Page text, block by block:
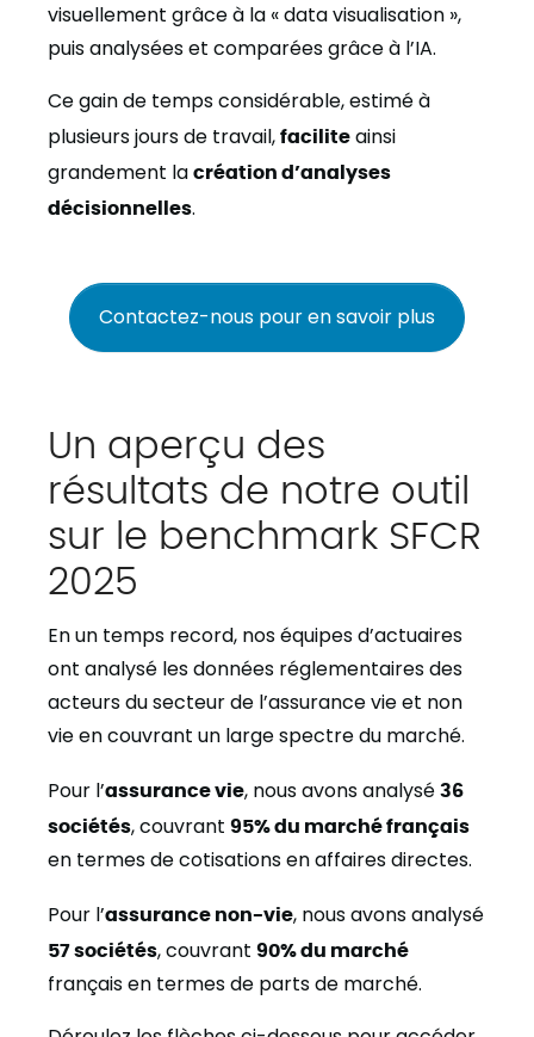
visuellement grâce à la « data visualisation »,
puis analysées et comparées grâce à l’IA.
Ce gain de temps considérable, estimé à
plusieurs jours de travail, facilite ainsi
grandement la création d’analyses
décisionnelles.
Contactez-nous pour en savoir plus
Un aperçu des
résultats de notre outil
sur le benchmark SFCR
2025
En un temps record, nos équipes d’actuaires
ont analysé les données réglementaires des
acteurs du secteur de l’assurance vie et non
vie en couvrant un large spectre du marché.
Pour l’assurance vie, nous avons analysé 36
sociétés, couvrant 95% du marché français
en termes de cotisations en affaires directes.
Pour l’assurance non-vie, nous avons analysé
57 sociétés, couvrant 90% du marché
français en termes de parts de marché.